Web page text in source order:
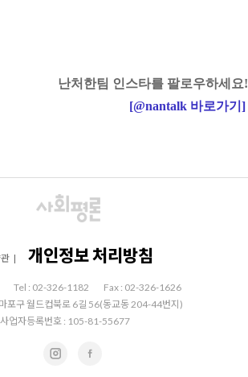
난처한팀 인스타를 팔로우하세요!
[@nantalk 바로가기 ]
| 개인정보 처리방침
Tel : 02-326-1182
Fax : 02-326-1626
포구 월드컵북로 6길 56(동교동 204-44번지)
사업자등록번호 : 105-81-55677